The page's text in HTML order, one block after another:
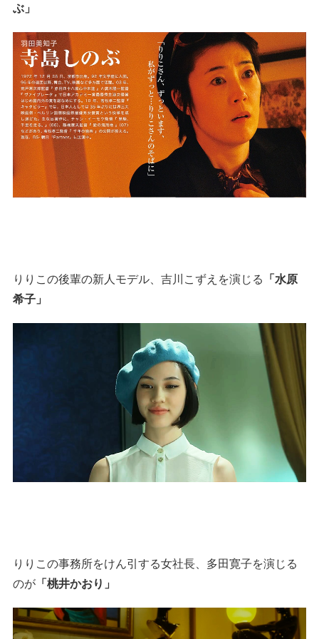
ぶ」
りりこの後輩の新人モデル、吉川こずえを演じる 「水原
希子」
りりこの事務所をけん引する女社長、多田寛子を演じる
のが 「桃井かおり」